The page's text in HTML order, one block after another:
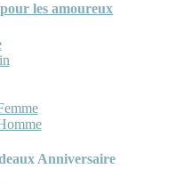
les amoureux
Anniversaire